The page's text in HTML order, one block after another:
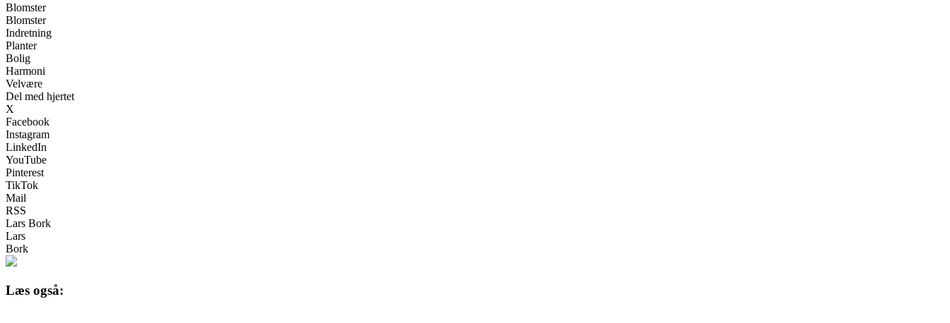
Blomster
Blomster
Indretning
Planter
Bolig
Harmoni
Velvære
Del med hjertet
X
Facebook
Instagram
LinkedIn
YouTube
Pinterest
TikTok
Mail
RSS
Lars Bork
Lars
Bork
Læs også: